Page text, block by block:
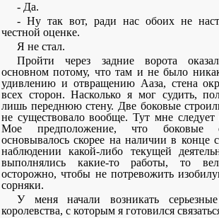
- Да.
- Ну так вот, ради нас обоих не
честной оценке.
Я не стал.
Пройти через задние ворота
основном потому, что там и не было
удивлению и отвращению Ааза, стена
всех сторон. Насколько я мог судить,
лишь переднюю стену. Две боковые
не существовало вообще. Тут мне следует
Мое предположение, что боковые
основывалось скорее на наличии в конце
наблюдении какой-либо текущей
выполнялись какие-то работы, то
осторожно, чтобы не потревожить
сорняки.
У меня начали возникать
королевства, с которым я готовился